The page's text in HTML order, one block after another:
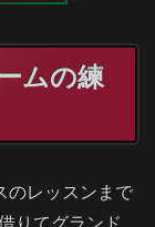
ムの練
のレッスンまで
りてグランド